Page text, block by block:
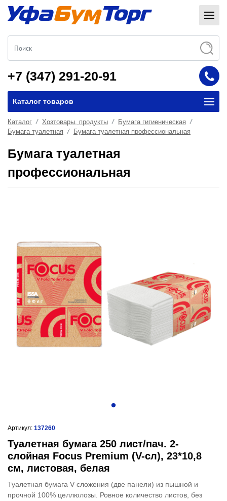
+7 (347) 291-20-91
Каталог товаров
Каталог Хозтовары, продукты
Бумага гигиеническая
Бумага туалетная
Бумага туалетная профессиональная
Бумага туалетная
профессиональная
Артикул: 137260
Туалетная бумага 250 лист/пач. 2-
слойная Focus Premium (V-сл), 23*10,8
см, листовая, белая
Туалетная бумага V сложения (две панели) из пышной и
прочной 100% целлюлозы. Ровное количество листов, без